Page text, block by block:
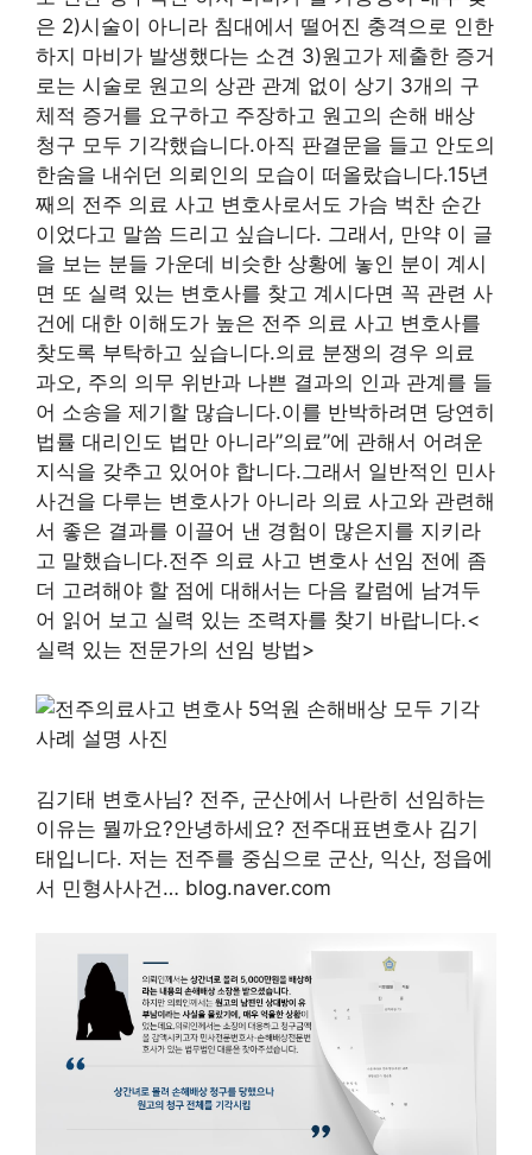
은 2)시술이 아니라 침대에서 떨어진 충격으로 인한
하지 마비가 발생했다는 소견 3)원고가 제출한 증거
로는 시술로 원고의 상관 관계 없이 상기 3개의 구
체적 증거를 요구하고 주장하고 원고의 손해 배상
청구 모두 기각했습니다.아직 판결문을 들고 안도의
한숨을 내쉬던 의뢰인의 모습이 떠올랐습니다.15년
째의 전주 의료 사고 변호사로서도 가슴 벅찬 순간
이었다고 말씀 드리고 싶습니다. 그래서, 만약 이 글
을 보는 분들 가운데 비슷한 상황에 놓인 분이 계시
면 또 실력 있는 변호사를 찾고 계시다면 꼭 관련 사
건에 대한 이해도가 높은 전주 의료 사고 변호사를
찾도록 부탁하고 싶습니다.의료 분쟁의 경우 의료
과오, 주의 의무 위반과 나쁜 결과의 인과 관계를 들
어 소송을 제기할 많습니다.이를 반박하려면 당연히
법률 대리인도 법만 아니라”의료”에 관해서 어려운
지식을 갖추고 있어야 합니다.그래서 일반적인 민사
사건을 다루는 변호사가 아니라 의료 사고와 관련해
서 좋은 결과를 이끌어 낸 경험이 많은지를 지키라
고 말했습니다.전주 의료 사고 변호사 선임 전에 좀
더 고려해야 할 점에 대해서는 다음 칼럼에 남겨두
어 읽어 보고 실력 있는 조력자를 찾기 바랍니다.<
실력 있는 전문가의 선임 방법>
김기태 변호사님? 전주, 군산에서 나란히 선임하는
이유는 뭘까요?안녕하세요? 전주대표변호사 김기
태입니다. 저는 전주를 중심으로 군산, 익산, 정읍에
서 민형사사건… blog.naver.com